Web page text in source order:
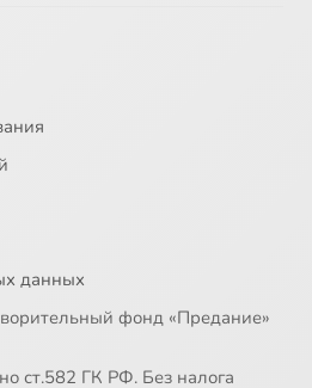
данных
фонд «Предание»
ст.582 ГК РФ. Без налога